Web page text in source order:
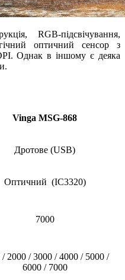
RGB-підсвічування,
оптичний сенсор з
Однак в іншому є деяка
Vinga MSG-868
Дротове (USB)
Оптичний (IC3320)
7000
/ 2000 / 3000 / 4000 / 5000 /
6000 / 7000